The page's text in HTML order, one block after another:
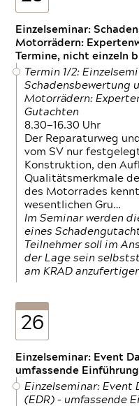
Einzelseminar:
Motorrädern:
Termine, nicht einzeln
Termin 1/2:
Schadensbewertung
Motorrädern:
Gutachten
8.30—16.30 Uhr
Der Reparaturweg
vom SV nur
Konstruktion, den
Qualitätsmerkmale
des Motorrades
wesentlichen Gru…
Im Seminar werden
eines
Teilnehmer soll im
der Lage sein
am KRAD
26
Einzelseminar: Event
umfassende Einführung
Einzelseminar: Event
(EDR) – umfassende